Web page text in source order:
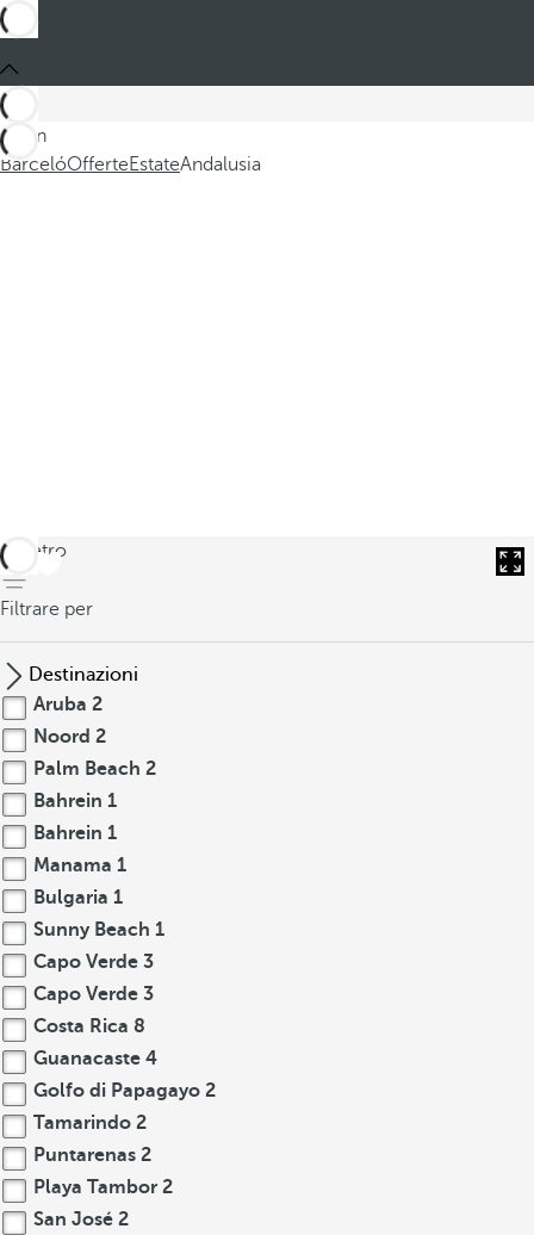
Sei in
BarcelóOfferteEstateAndalusia
indietro
Filtrare per
Destinazioni
Aruba 2
Noord 2
Palm Beach 2
Bahrein 1
Bahrein 1
Manama 1
Bulgaria 1
Sunny Beach 1
Capo Verde 3
Capo Verde 3
Costa Rica 8
Guanacaste 4
Golfo di Papagayo 2
Tamarindo 2
Puntarenas 2
Playa Tambor 2
San José 2